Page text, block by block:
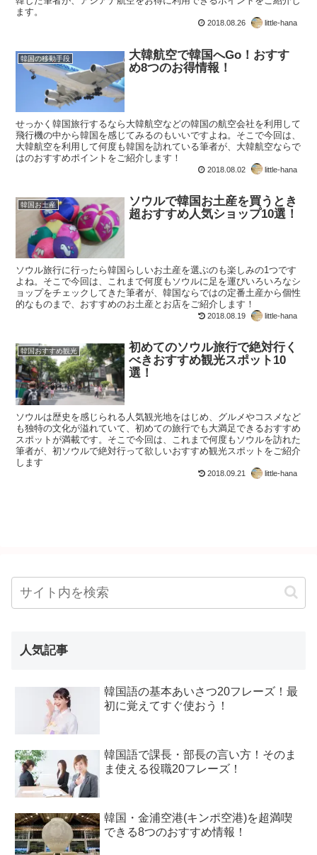
ます。
2018.08.26 little-hana
韓国の移動手段
大韓航空で韓国へGo！おすす
め8つのお得情報！
せっかく韓国旅行するなら大韓航空などの韓国の航空会社を利用して
飛行機の中から韓国を感じてみるのもいいですよね。そこで今回は、
大韓航空を利用して何度も韓国を訪れている筆者が、大韓航空ならで
はのおすすめポイントをご紹介します！
2018.08.02 little-hana
韓国お土産
ソウルで韓国お土産を買うとき
超おすすめ人気ショップ10選！
ソウル旅行に行ったら韓国らしいお土産を選ぶのも楽しみの1つです
よね。そこで今回は、これまで何度もソウルに足を運びいろいろなシ
ョップをチェックしてきた筆者が、韓国ならではの定番土産から個性
的なものまで、おすすめのお土産とお店をご紹介します！
2018.08.19 little-hana
韓国おすすめ観光
初めてのソウル旅行で絶対行く
べきおすすめ観光スポット10
選！
ソウルは歴史を感じられる人気観光地をはじめ、グルメやコスメなど
も独特の文化が溢れていて、初めての旅行でも大満足できるおすすめ
スポットが満載です。そこで今回は、これまで何度もソウルを訪れた
筆者が、初ソウルで絶対行って欲しいおすすめ観光スポットをご紹介
します
2018.09.21 little-hana
人気記事
韓国語の基本あいさつ20フレーズ！最
初に覚えてすぐ使おう！
韓国語で課長・部長の言い方！そのま
ま使える役職20フレーズ！
韓国・金浦空港(キンポ空港)を超満喫
できる8つのおすすめ情報！